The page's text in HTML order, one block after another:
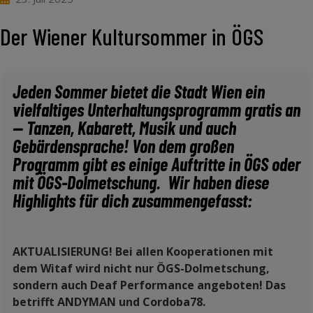
Der Wiener Kultursommer in ÖGS
Jeden Sommer bietet die Stadt Wien ein
vielfaltiges Unterhaltungsprogramm gratis an
— Tanzen, Kabarett, Musik und auch
Gebärdensprache! Von dem großen
Programm gibt es einige Auftritte in ÖGS oder
mit ÖGS-Dolmetschung. Wir haben diese
Highlights für dich zusammengefasst:
AKTUALISIERUNG! Bei allen Kooperationen mit
dem Witaf wird nicht nur ÖGS-Dolmetschung,
sondern auch Deaf Performance angeboten! Das
betrifft ANDYMAN und Cordoba78.